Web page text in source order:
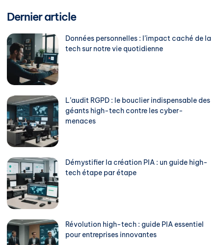
Dernier article
Données personnelles : l’impact caché de la
tech sur notre vie quotidienne
L’audit RGPD : le bouclier indispensable des
géants high-tech contre les cyber-
menaces
Démystifier la création PIA : un guide high-
tech étape par étape
Révolution high-tech : guide PIA essentiel
pour entreprises innovantes